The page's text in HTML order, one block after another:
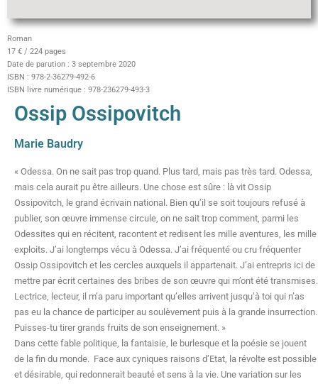
Roman
17 € / 224 pages
Date de parution : 3 septembre 2020
ISBN : 978-2-36279-492-6
ISBN livre numérique : 978-236279-493-3
Ossip Ossipovitch
Marie Baudry
« Odessa. On ne sait pas trop quand. Plus tard, mais pas très tard. Odessa,
mais cela aurait pu être ailleurs. Une chose est sûre : là vit Ossip
Ossipovitch, le grand écrivain national. Bien qu’il se soit toujours refusé à
publier, son œuvre immense circule, on ne sait trop comment, parmi les
Odessites qui en récitent, racontent et redisent les mille aventures, les mille
exploits. J’ai longtemps vécu à Odessa. J’ai fréquenté ou cru fréquenter
Ossip Ossipovitch et les cercles auxquels il appartenait. J’ai entrepris ici de
mettre par écrit certaines des bribes de son œuvre qui m’ont été transmises.
Lectrice, lecteur, il m’a paru important qu’elles arrivent jusqu’à toi qui n’as
pas eu la chance de participer au soulèvement puis à la grande insurrection.
Puisses-tu tirer grands fruits de son enseignement. »
Dans cette fable politique, la fantaisie, le burlesque et la poésie se jouent
de la fin du monde. Face aux cyniques raisons d’Etat, la révolte est possible
et désirable, qui redonnerait beauté et sens à la vie. Une variation sur les